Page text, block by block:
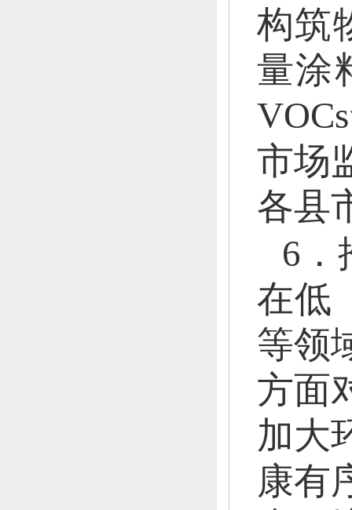
构筑
量涂
市场
各县
6．
在低
等领
方面
加大
康有